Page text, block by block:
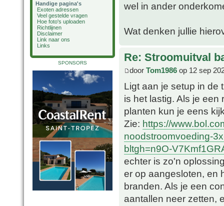
Handige pagina's
Exoten adressen
Veel gestelde vragen
Hoe foto's uploaden
Richtlijnen
Disclaimer
Link naar ons
Links
SPONSORS
wel in ander
Wat denken jullie
Re: Stroomuitval
door Tom1986 op 12 sep
Ligt aan je setup in de
is het lastig. Als je een
planten kun je eens
Zie: https://
noodstroomvoeding-
bltgh=n9O-
echter is zo'n
er op aangesloten, en
branden. Als je een
aantallen neer zetten,